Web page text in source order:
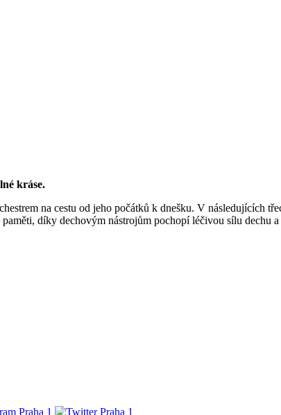
kráse.
na cestu od jeho počátků k dnešku. V následujících
díky dechovým nástrojům pochopí léčivou sílu dechu